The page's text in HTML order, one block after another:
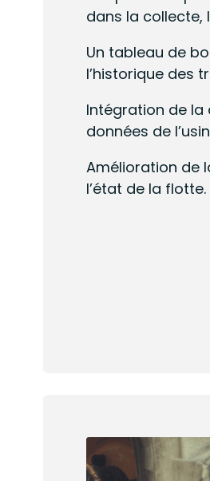
dans la collecte,
Un tableau de
l’historique des
Intégration de la
données de
Amélioration de
l’état de la flotte.